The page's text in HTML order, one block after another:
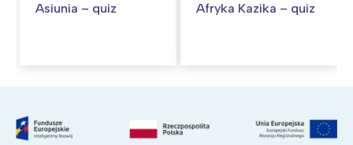
Asiunia – quiz Afryka Kazika – quiz